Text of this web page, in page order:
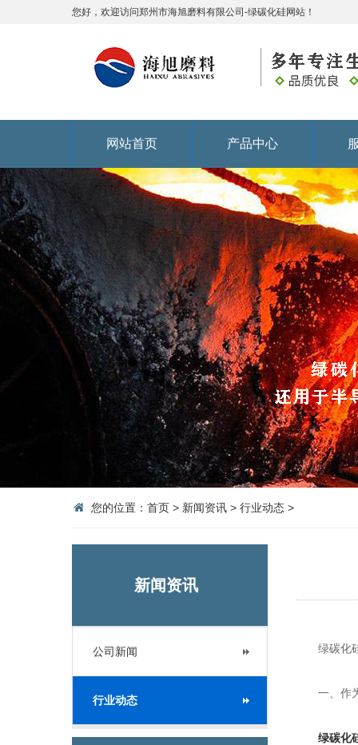
您好，欢迎访问郑州市海旭磨料有限公司-绿碳化硅网站！
网站首页 产品中心
您的位置： 首页 > 新闻资讯 > 行业动态 >
新闻资讯
公司新闻
行业动态
绿碳化硅
一、作为
绿碳化